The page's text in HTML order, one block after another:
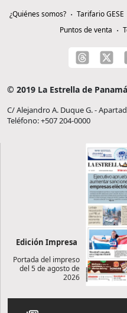
¿Quiénes somos? Tarifario GESE
Puntos de venta
© 2019 La Estrella de Panamá
C/ Alejandro A. Duque G. -
Teléfono: +507 204-0000
Edición Impresa
Portada del impreso
del 5 de agosto de
2026